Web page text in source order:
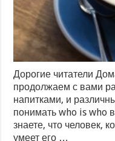
Дорогие читатели
продолжаем с вами
напитками, и
понимать who is who
знаете, что человек,
умеет его …